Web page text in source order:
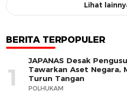
Lihat
BERITA TERPOPULER
1
JAPANAS Desak
Tawarkan Aset Negara,
Turun Tangan
POLHUKAM